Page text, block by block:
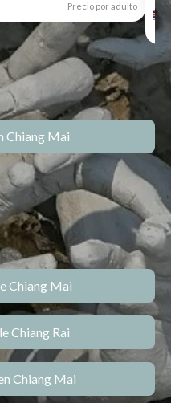
Precio por adulto
Chiang Mai
Chiang Mai
Chiang Rai
Chiang Mai